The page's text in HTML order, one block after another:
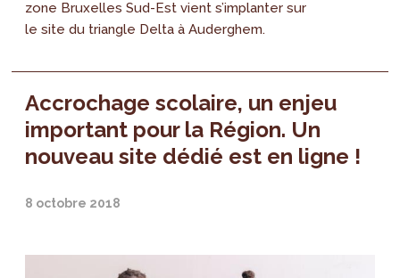
zone Bruxelles Sud-Est vient s’implanter sur
le site du triangle Delta à Auderghem.
Accrochage scolaire, un enjeu
important pour la Région. Un
nouveau site dédié est en ligne !
8 octobre 2018